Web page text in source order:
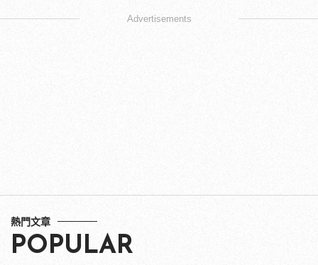
Advertisements
熱門文章
POPULAR